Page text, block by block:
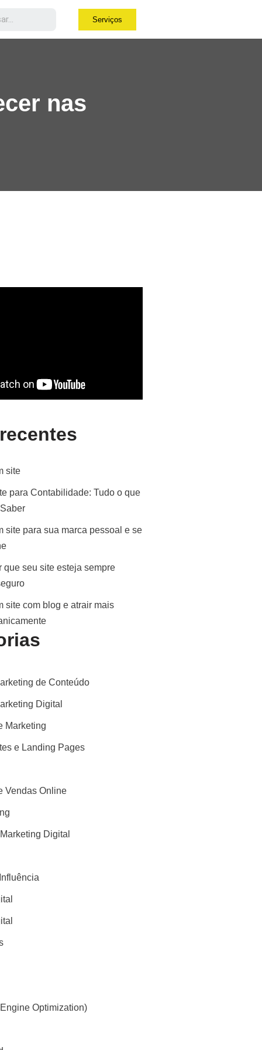
Serviços
nas
site
para Contabilidade: Tudo o que
site para sua marca pessoal e se
que seu site esteja sempre
site com blog e atrair mais
de Conteúdo
Digital
Marketing
e Landing Pages
Vendas Online
Digital
Optimization)